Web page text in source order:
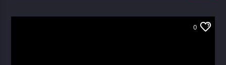
0